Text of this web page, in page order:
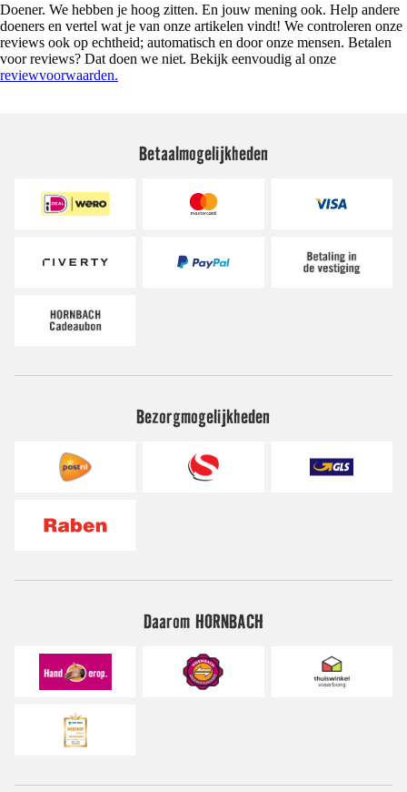
Doener. We hebben je hoog zitten. En jouw mening ook. Help andere
doeners en vertel wat je van onze artikelen vindt! We controleren onze
reviews ook op echtheid; automatisch en door onze mensen. Betalen
voor reviews? Dat doen we niet. Bekijk eenvoudig al onze
reviewvoorwaarden.
Betaalmogelijkheden
Bezorgmogelijkheden
Daarom HORNBACH